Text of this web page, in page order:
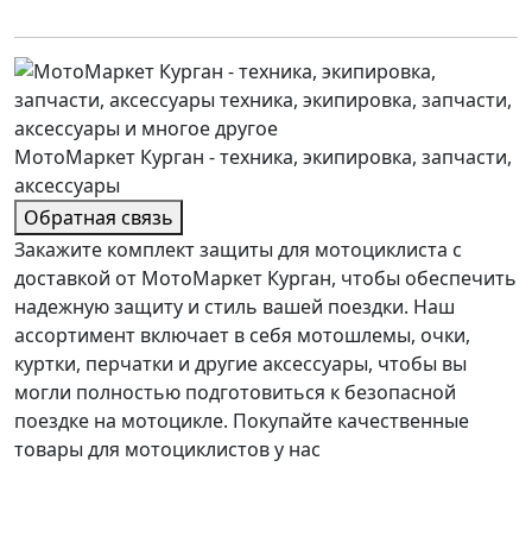
МотоМаркет Курган - техника, экипировка, запчасти,
аксессуары
Обратная связь
Закажите комплект защиты для мотоциклиста с
доставкой от МотоМаркет Курган, чтобы обеспечить
надежную защиту и стиль вашей поездки. Наш
ассортимент включает в себя мотошлемы, очки,
куртки, перчатки и другие аксессуары, чтобы вы
могли полностью подготовиться к безопасной
поездке на мотоцикле. Покупайте качественные
товары для мотоциклистов у нас